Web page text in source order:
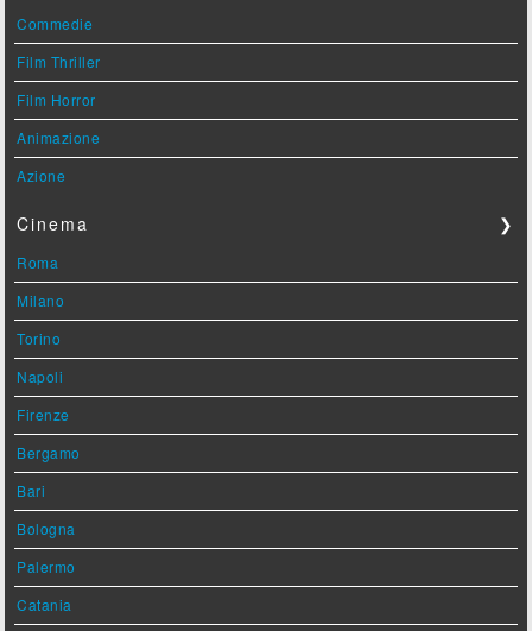
Commedie
Film Thriller
Film Horror
Animazione
Azione
Cinema ❯
Roma
Milano
Torino
Napoli
Firenze
Bergamo
Bari
Bologna
Palermo
Catania